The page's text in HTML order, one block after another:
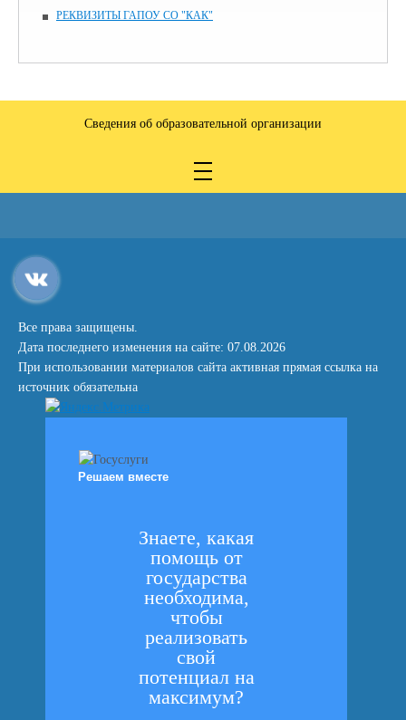
РЕКВИЗИТЫ ГАПОУ СО "КАК"
Сведения об образовательной организации
Все права защищены.
Дата последнего изменения на сайте: 07.08.2026
При использовании материалов сайта активная прямая ссылка на
источник обязательна
Решаем вместе
Знаете, какая
помощь от
государства
необходима,
чтобы
реализовать
свой
потенциал на
максимум?